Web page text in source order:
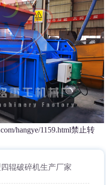
hangye/1159.html禁止转
辊破碎机生产厂家